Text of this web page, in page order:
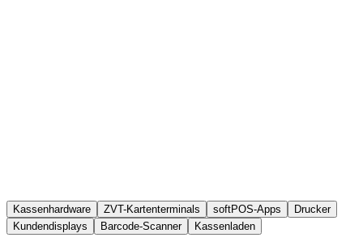
Kassenhardware ZVT-Kartenterminals softPOS-Apps
Drucker
Kundendisplays
Barcode-Scanner Kassenladen